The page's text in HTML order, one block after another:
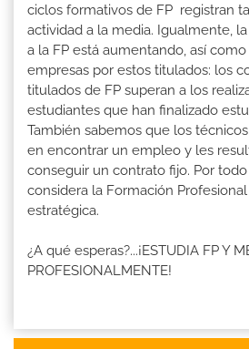
ciclos formativos de FP registran
actividad a la media. Igualmente,
a la FP está aumentando, así
empresas por estos titulados: los
titulados de FP superan a los
estudiantes que han finalizado
También sabemos que los
en encontrar un empleo y les
conseguir un contrato fijo. Por
considera la Formación
estratégica.
¿A qué esperas?...¡ESTUDIA FP Y
PROFESIONALMENTE!